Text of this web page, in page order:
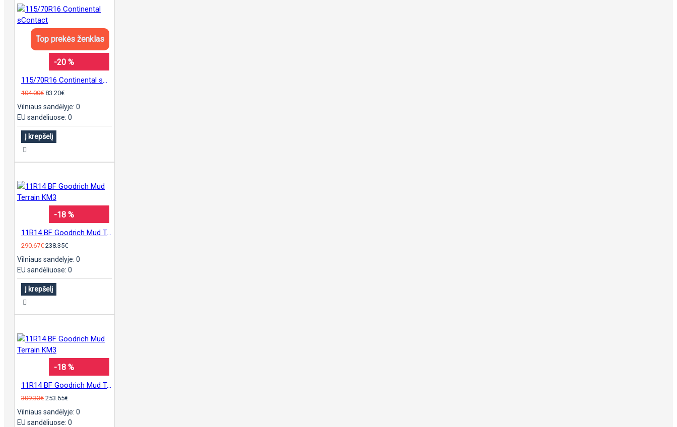
Top prekės ženklas
-20 %
115/70R16 Continental sContact
104.00€ 83.20€
Vilniaus sandėlyje: 0
EU sandėliuose: 0
Į krepšelį
-18 %
11R14 BF Goodrich Mud Terrain KM3
290.67€ 238.35€
Vilniaus sandėlyje: 0
EU sandėliuose: 0
Į krepšelį
-18 %
11R14 BF Goodrich Mud Terrain KM3
309.33€ 253.65€
Vilniaus sandėlyje: 0
EU sandėliuose: 0